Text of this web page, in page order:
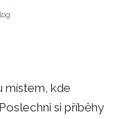
místem, kde
si příběhy